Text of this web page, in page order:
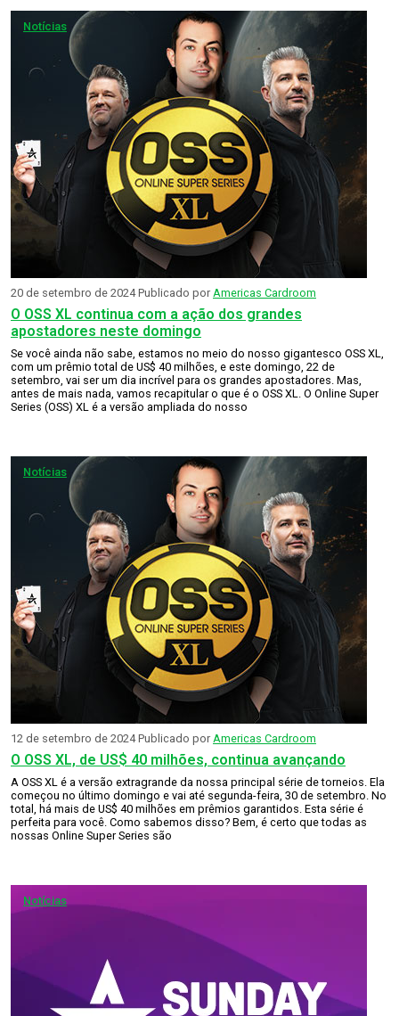
Notícias
O OSS XL continua com a ação dos grandes
apostadores neste domingo
20 de setembro de 2024Publicado por Americas Cardroom
Se você ainda não sabe, estamos no meio do nosso gigantesco OSS XL,
com um prêmio total de US$ 40 milhões, e este domingo, 22 de
setembro, vai ser um dia incrível para os grandes apostadores. Mas,
antes de mais nada, vamos recapitular o que é o OSS XL. O Online Super
Series (OSS) XL é a versão ampliada do nosso
Notícias
O OSS XL, de US$ 40 milhões, continua avançando
12 de setembro de 2024Publicado por Americas Cardroom
A OSS XL é a versão extragrande da nossa principal série de torneios. Ela
começou no último domingo e vai até segunda-feira, 30 de setembro. No
total, há mais de US$ 40 milhões em prêmios garantidos. Esta série é
perfeita para você. Como sabemos disso? Bem, é certo que todas as
nossas Online Super Series são
Notícias